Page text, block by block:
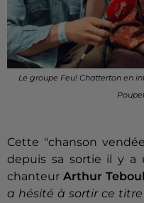
Le groupe Feu! Chatterton en
Cette "chanson
depuis sa sortie il y a
chanteur Arthur Teboul
a hésité à sortir ce